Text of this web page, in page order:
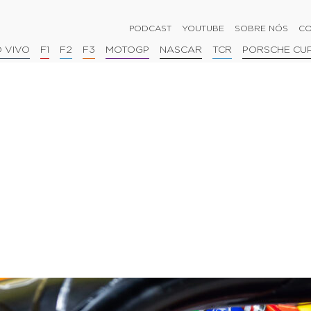
PODCAST YOUTUBE SOBRE NÓS
VIVO F1 F2 F3 MOTOGP NASCAR TCR PORSCHE